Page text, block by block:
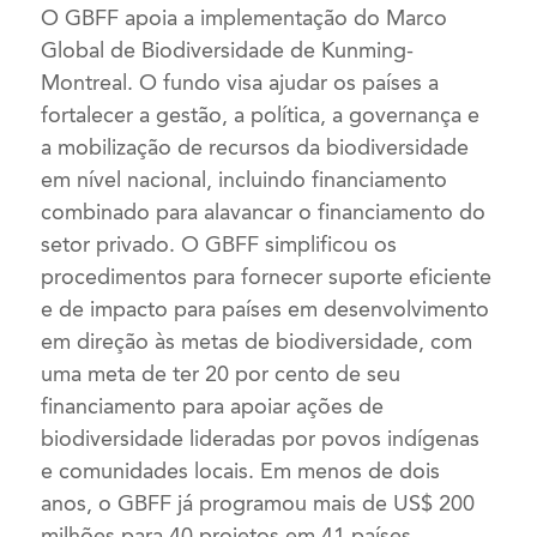
O GBFF apoia a implementação do Marco
Global de Biodiversidade de Kunming-
Montreal. O fundo visa ajudar os países a
fortalecer a gestão, a política, a governança e
a mobilização de recursos da biodiversidade
em nível nacional, incluindo financiamento
combinado para alavancar o financiamento do
setor privado. O GBFF simplificou os
procedimentos para fornecer suporte eficiente
e de impacto para países em desenvolvimento
em direção às metas de biodiversidade, com
uma meta de ter 20 por cento de seu
financiamento para apoiar ações de
biodiversidade lideradas por povos indígenas
e comunidades locais. Em menos de dois
anos, o GBFF já programou mais de US$ 200